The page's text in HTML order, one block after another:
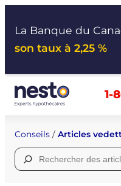
La Banque du
son taux à 2,25 %
1-
Conseils / Articles
Rechercher :